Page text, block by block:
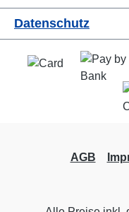
Datenschutz
AGB